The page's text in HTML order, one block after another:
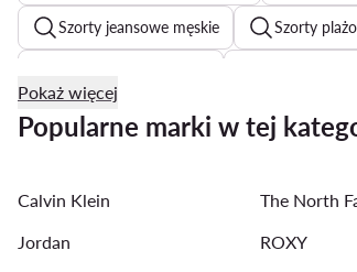
Szorty jeansowe męskie Szorty
Przewiewne koszule męskie na lato
Bluzy DC męskie Kurtki przejściowe
Pokaż więcej
Popularne marki w tej
Calvin Klein The North
Jordan
ROXY